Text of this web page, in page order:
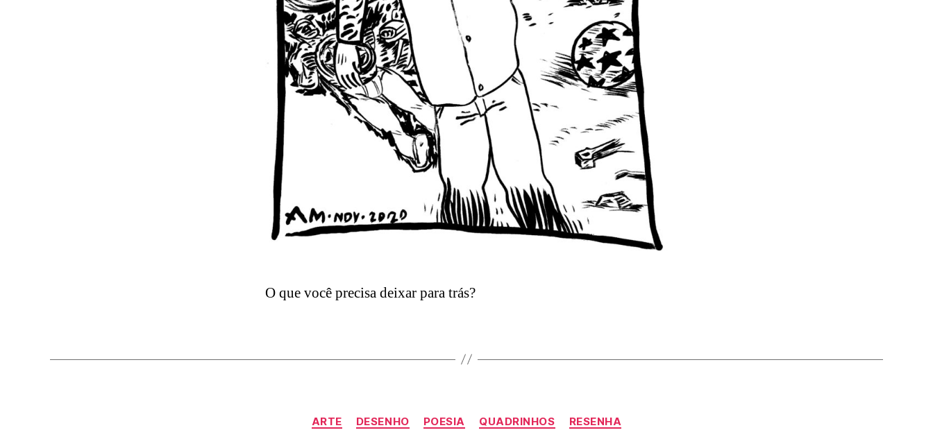
O que você precisa deixar para trás?
Categorias
ARTE DESENHO POESIA QUADRINHOS RESENHA